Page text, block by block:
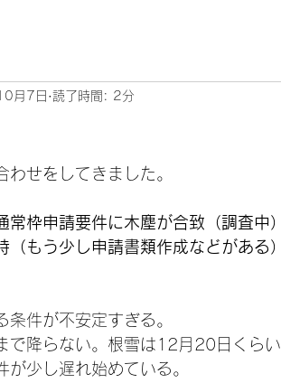
月7日 読了時間: 2分
わせをしてきました。
常枠申請要件に木塵が合致（調査中
（もう少し申請書類作成などがある
条件が不安定すぎる。
で降らない。根雪は12月20日くらい
が少し遅れ始めている。